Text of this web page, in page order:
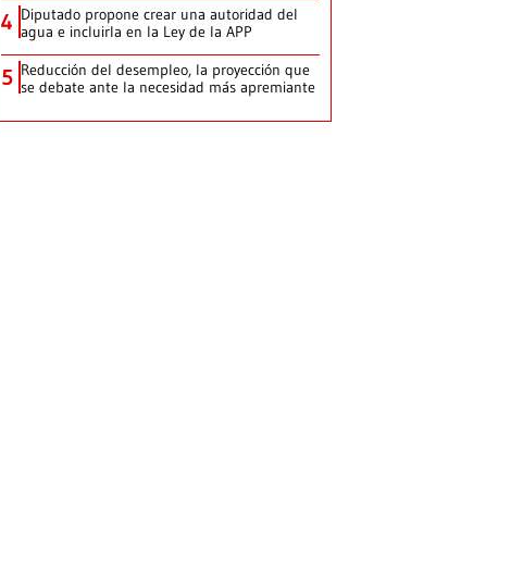
4 Diputado propone crear una autoridad del
agua e incluirla en la Ley de la APP
5 Reducción del desempleo, la proyección que
se debate ante la necesidad más apremiante